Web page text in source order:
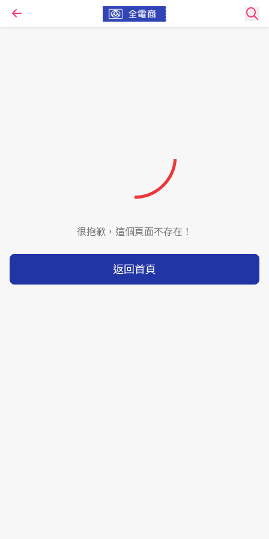
很抱歉，這個頁面不存在！
返回首頁